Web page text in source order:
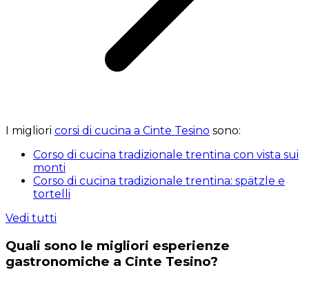
I migliori corsi di cucina a Cinte Tesino sono:
Corso di cucina tradizionale trentina con vista sui
monti
Corso di cucina tradizionale trentina: spätzle e
tortelli
Vedi tutti
Quali sono le migliori esperienze
gastronomiche a Cinte Tesino?